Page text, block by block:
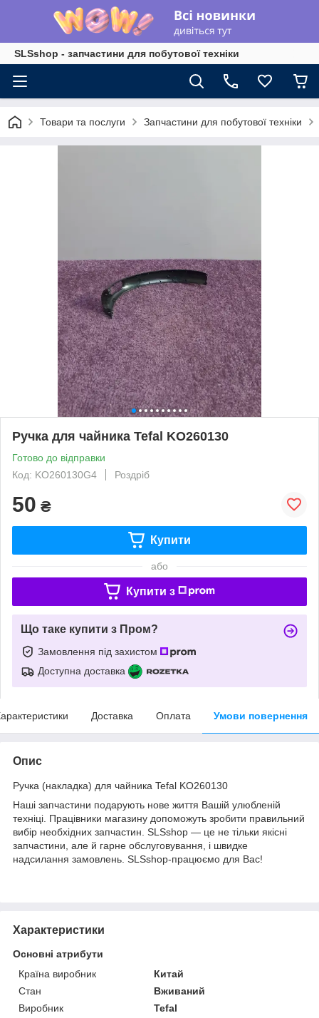
SLSshop - запчастини для побутової техніки
Товари та послуги Запчастини для побутової техніки
Ручка для чайника Tefal KO260130
Готово до відправки
Код: KO260130G4
Роздріб
50 ₴
Купити
або
Купити з
Що таке купити з Пром?
Замовлення під захистом
Доступна доставка
Доставка Оплата Умови повернення
Опис
Ручка (накладка) для чайника Tefal KO260130
Наші запчастини подарують нове життя Вашій улюбленій
техніці. Працівники магазину допоможуть зробити правильний
вибір необхідних запчастин. SLSshop — це не тільки якісні
запчастини, але й гарне обслуговування, і швидке
надсилання замовлень. SLSshop-працюємо для Вас!
Характеристики
Основні атрибути
Країна виробник
Китай
Стан
Вживаний
Виробник
Tefal